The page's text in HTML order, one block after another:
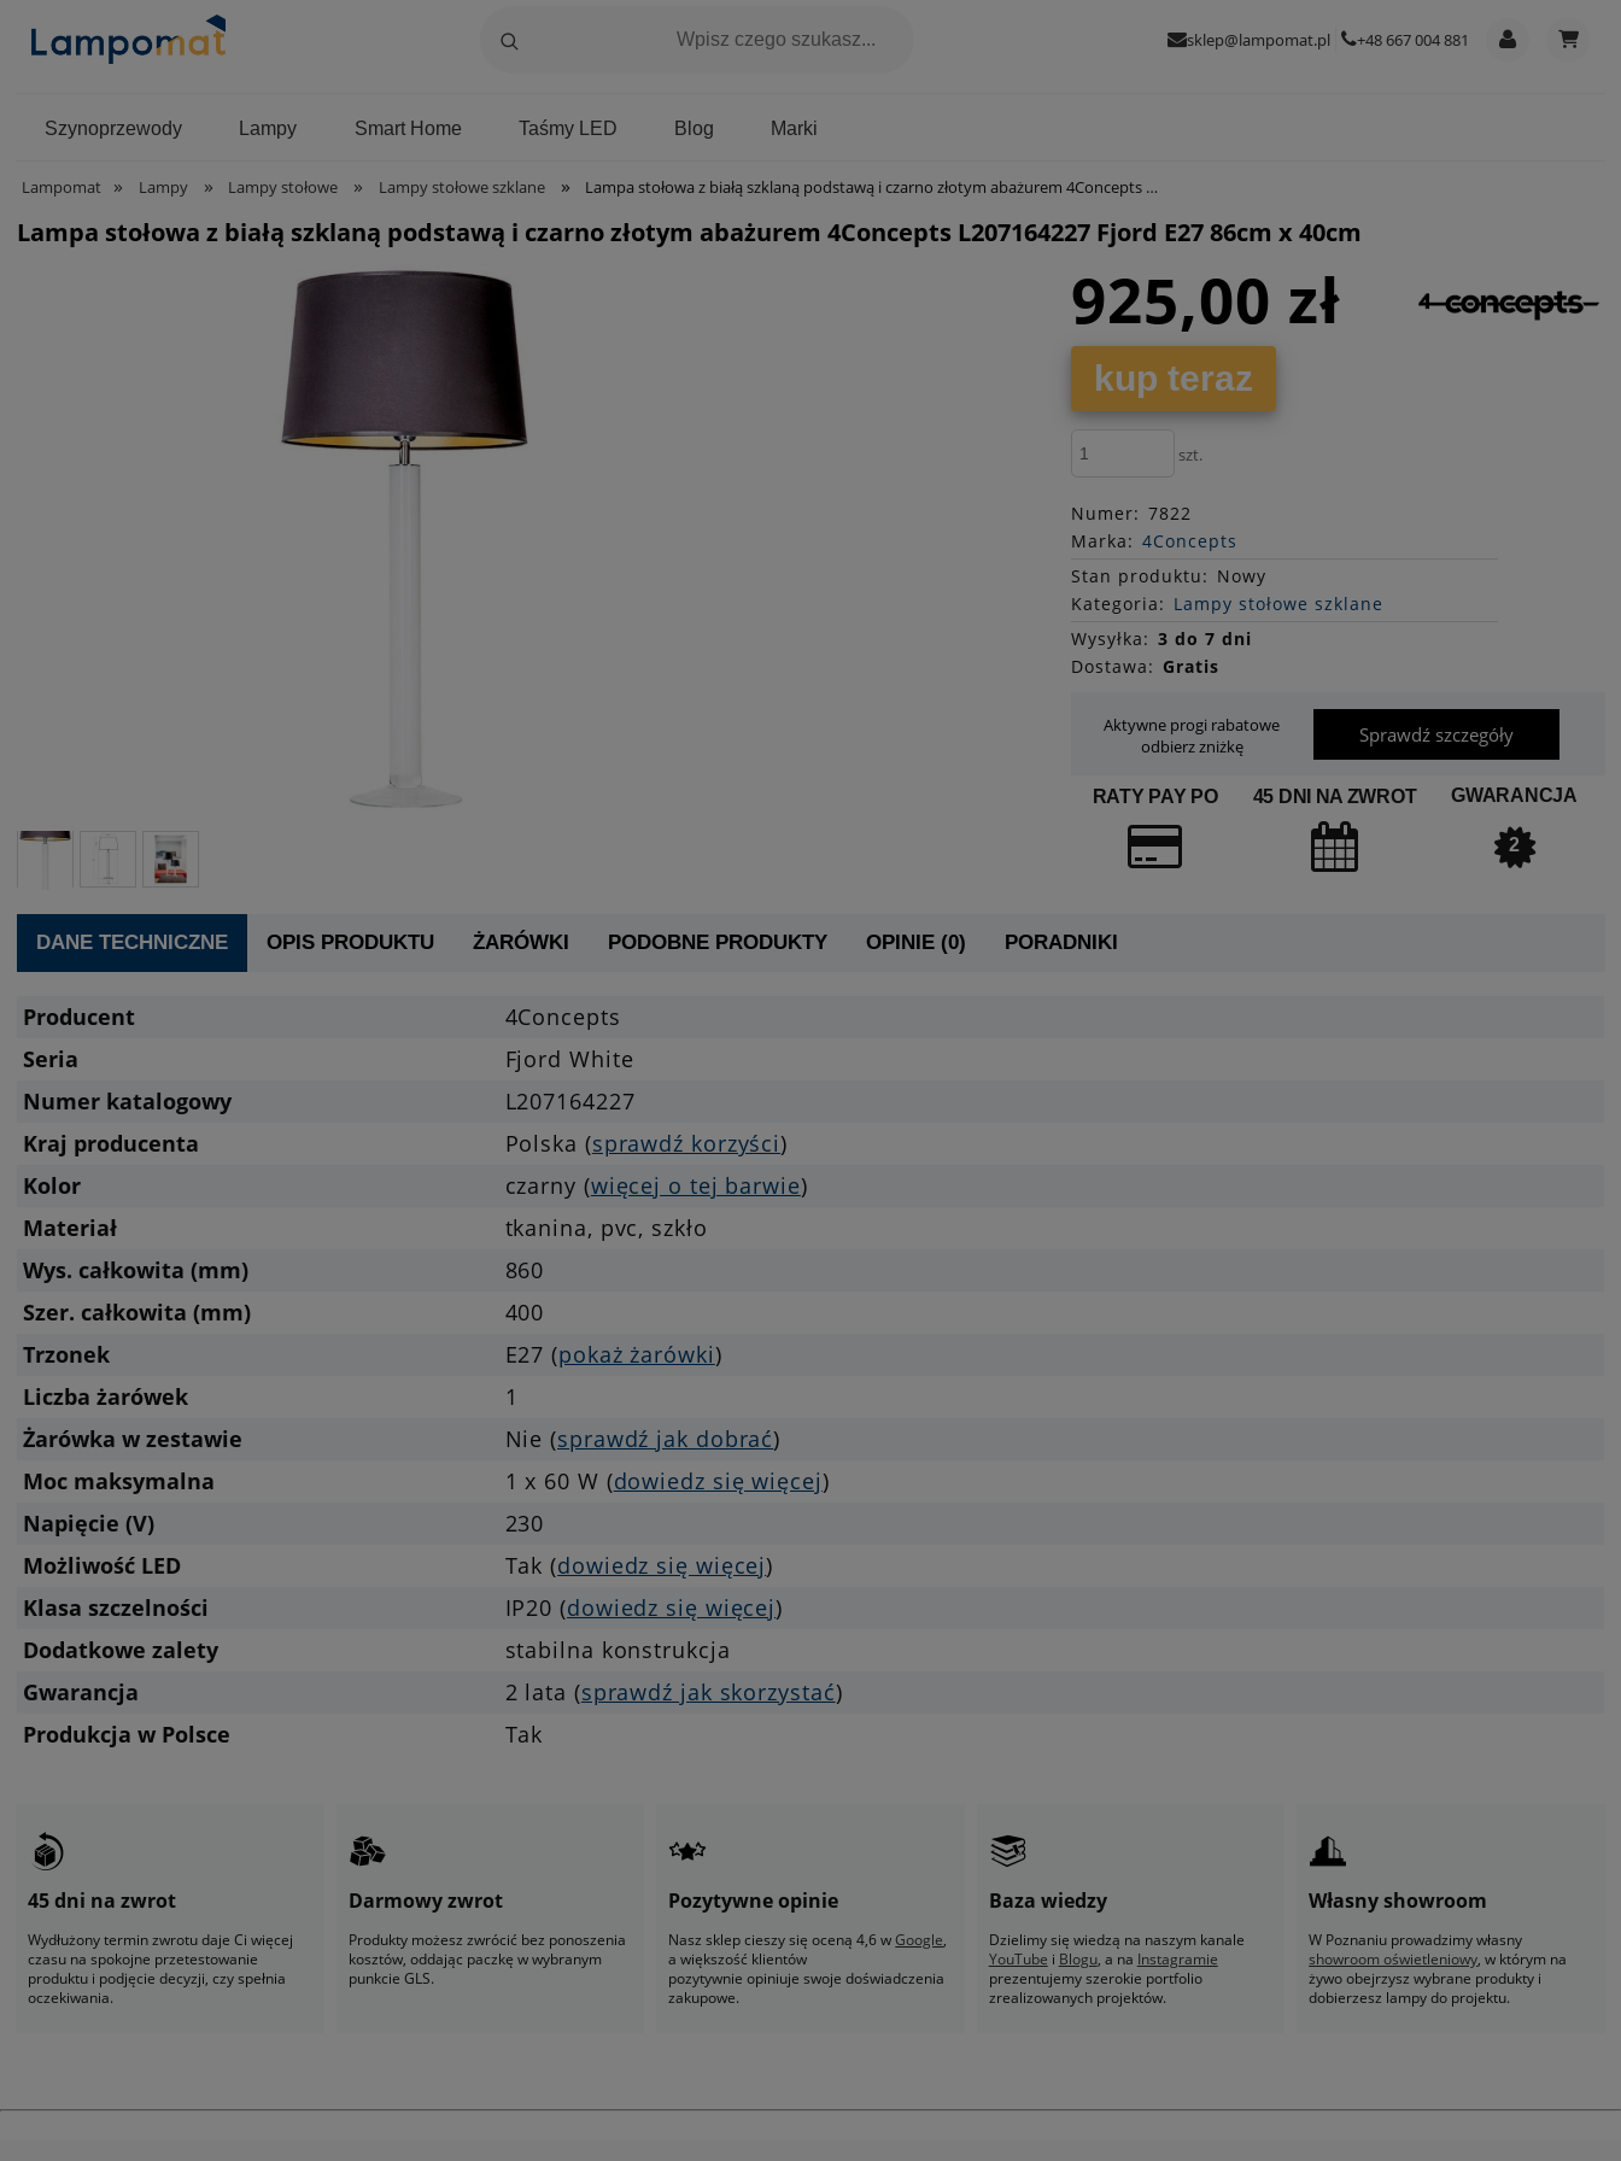
sklep@lampomat.pl +48 667 004 881
Szynoprzewody Lampy Smart Home Blog
Taśmy LED Marki
Lampomat » Lampy » Lampy stołowe » Lampy stołowe szklane » Lampa stołowa z białą szklaną podstawą i czarno złotym abażurem 4Concepts L207164227 Fjord E27 86cm x 40cm
Lampa stołowa z białą szklaną podstawą i czarno złotym abażurem 4Concepts L207164227 Fjord E27 86cm x 40cm
925,00 zł
kup teraz
szt.
Numer: 7822
Marka: 4Concepts
Stan produktu: Nowy
Kategoria: Lampy stołowe szklane
Wysyłka: 3 do 7 dni
Dostawa: Gratis
Aktywne progi rabatowe
odbierz zniżkę
Sprawdź szczegóły
RATY PAY PO 45 DNI NA ZWROT GWARANCJA
2
DANE TECHNICZNE OPIS PRODUKTU ŻARÓWKI PODOBNE PRODUKTY OPINIE (0) PORADNIKI
Producent
4Concepts
Seria
Fjord White
Numer katalogowy
L207164227
Kraj producenta
Polska (sprawdź korzyści)
Kolor
czarny (więcej o tej barwie)
Materiał
tkanina, pvc, szkło
Wys. całkowita (mm)
860
Szer. całkowita (mm)
400
Trzonek
E27 (pokaż żarówki)
Liczba żarówek
1
Żarówka w zestawie
Nie (sprawdź jak dobrać)
Moc maksymalna
1 x 60 W (dowiedz się więcej)
Napięcie (V)
230
Możliwość LED
Tak (dowiedz się więcej)
Klasa szczelności
IP20 (dowiedz się więcej)
Dodatkowe zalety
stabilna konstrukcja
Gwarancja
2 lata (sprawdź jak skorzystać)
Produkcja w Polsce
Tak
45 dni na zwrot
Wydłużony termin zwrotu daje Ci więcej
czasu na spokojne przetestowanie
produktu i podjęcie decyzji, czy spełnia
oczekiwania.
Darmowy zwrot
Produkty możesz zwrócić bez ponoszenia
kosztów, oddając paczkę w wybranym
punkcie GLS.
Pozytywne opinie
Nasz sklep cieszy się oceną 4,6 wGoogle,
a większość klientów
pozytywnie opiniuje swoje doświadczenia
zakupowe.
Baza wiedzy
Dzielimy się wiedzą na naszym kanale
YouTube i Blogu, a na Instagramie
prezentujemy szerokie portfolio
zrealizowanych projektów.
Własny showroom
W Poznaniu prowadzimy własny
showroom oświetleniowy, w którym na
żywo obejrzysz wybrane produkty i
dobierzesz lampy do projektu.